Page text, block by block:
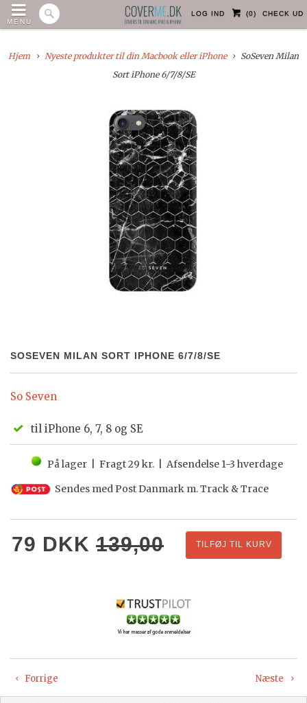
MENU
LOG IND (0) CHECK UD
Hjem Nyeste produkter til din Macbook eller iPhone
SoSeven Milan
Sort iPhone 6/7/8/SE
SOSEVEN MILAN SORT IPHONE 6/7/8/SE
So Seven
til iPhone 6, 7, 8 og SE
På lager | Fragt 29 kr. | Afsendelse 1-3 hverdage
Sendes med Post Danmark m. Track & Trace
79 DKK 139,00 TILFØJ TIL KURV
Næste
Forrige